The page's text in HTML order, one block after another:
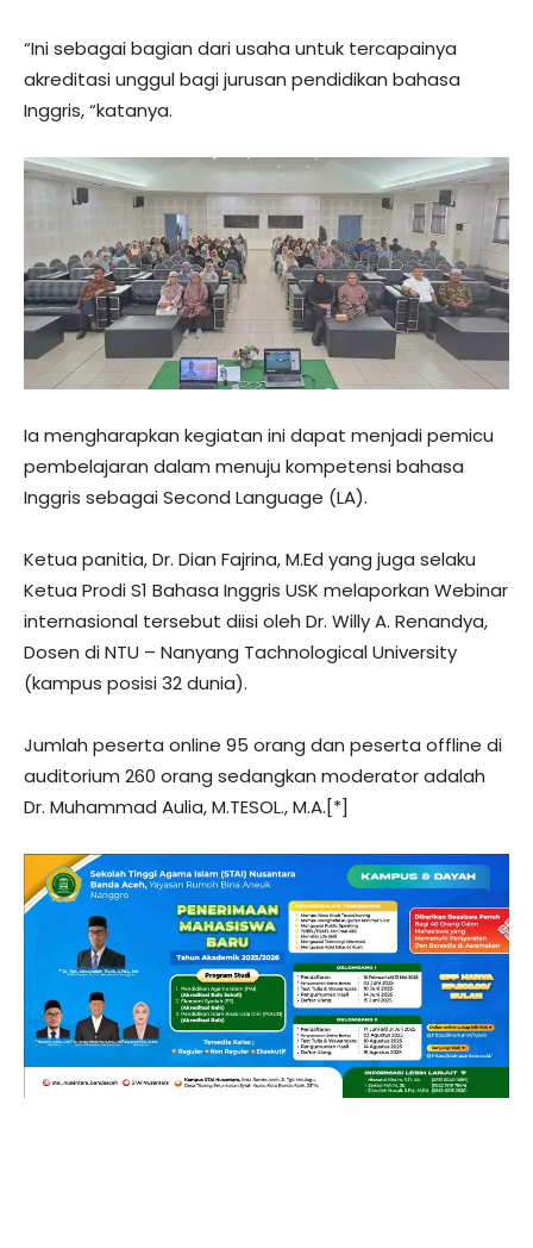
“Ini sebagai bagian dari usaha untuk tercapainya
akreditasi unggul bagi jurusan pendidikan bahasa
Inggris, “katanya.
Ia mengharapkan kegiatan ini dapat menjadi pemicu
pembelajaran dalam menuju kompetensi bahasa
Inggris sebagai Second Language (LA).
Ketua panitia, Dr. Dian Fajrina, M.Ed yang juga selaku
Ketua Prodi S1 Bahasa Inggris USK melaporkan Webinar
internasional tersebut diisi oleh Dr. Willy A. Renandya,
Dosen di NTU – Nanyang Tachnological University
(kampus posisi 32 dunia).
Jumlah peserta online 95 orang dan peserta offline di
auditorium 260 orang sedangkan moderator adalah
Dr. Muhammad Aulia, M.TESOL., M.A.[*]